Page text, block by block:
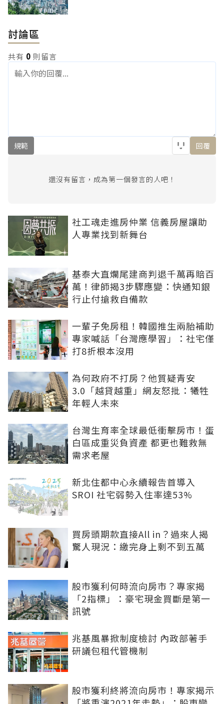
討論區
共有 0 則留言
規範 回覆
還沒有留言，成為第一個發言的人吧！
社工魂走進房仲業 信義房屋讓助
人專業找到新舞台
基泰大直爛尾建商判退千萬再賠百
萬！律師揭3步驟應變：快通知銀
行止付搶救自備款
一輩子免房租！韓國推生兩胎補助
專家喊話「台灣應學習」：社宅僅
打8折根本沒用
為何政府不打房？他質疑青安
3.0「越貸越重」網友怒批：犧牲
年輕人未來
台灣生育率全球最低衝擊房市！蛋
白區成重災負資產 都更也難救無
需求老屋
新北住都中心永續報告首導入
SROI 社宅弱勢入住率達53%
買房頭期款直接All in？過來人揭
驚人現況：繳完身上剩不到五萬
股市獲利何時流向房市？專家揭
「2指標」：豪宅現金買斷是第一
訊號
兆基風暴掀制度檢討 內政部著手
研議包租代管機制
股市獲利終將流向房市！專家揭示